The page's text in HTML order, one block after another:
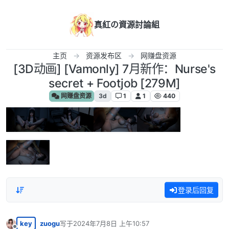
真紅の資源討論組
主页 资源发布区 网赚盘资源
[3D动画] [Vamonly] 7月新作：Nurse's
secret + Footjob [279M]
网赚盘资源 3d 1 1 440
登录后回复
key zuogu写于2024年7月8日 上午10:57